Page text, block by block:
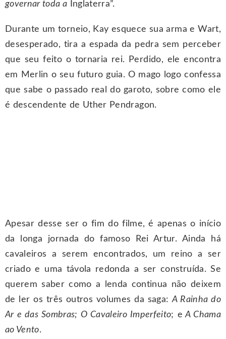
governar toda a Inglaterra”.
Durante um torneio, Kay esquece sua arma e Wart,
desesperado, tira a espada da pedra sem perceber
que seu feito o tornaria rei. Perdido, ele encontra
em Merlin o seu futuro guia. O mago logo confessa
que sabe o passado real do garoto, sobre como ele
é descendente de Uther Pendragon.
Apesar desse ser o fim do filme, é apenas o início
da longa jornada do famoso Rei Artur. Ainda há
cavaleiros a serem encontrados, um reino a ser
criado e uma távola redonda a ser construída. Se
querem saber como a lenda continua não deixem
de ler os três outros volumes da saga:A Rainha do
Ar e das Sombras; O Cavaleiro Imperfeito; e A Chama
ao Vento.